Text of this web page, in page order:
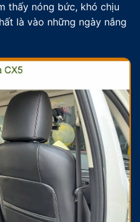
thấy nóng bức, khó chịu
là vào những ngày nắng